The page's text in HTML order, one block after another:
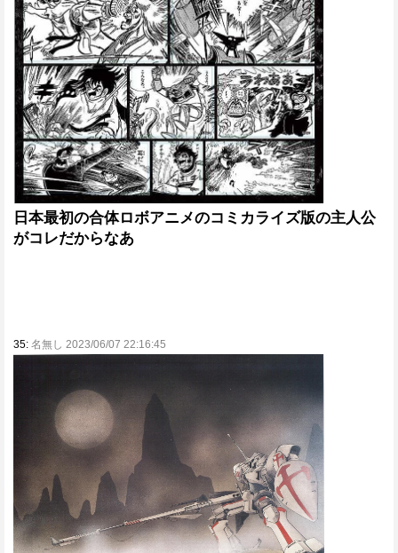
日本最初の合体ロボアニメのコミカライズ版の主人公
がコレだからなあ
35: 名無し 2023/06/07 22:16:45